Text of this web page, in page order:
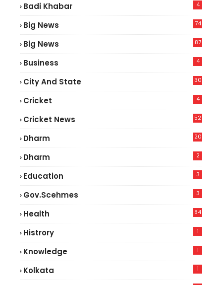
Badi Khabar 4
Big News
74
Big News
87
Business 4
City And State 30
Cricket 4
Cricket News
52
Dharm 20
Dharm 2
Education 3
Gov.scehmes 3
Health
84
Histrory 1
Knowledge 1
Kolkata 1